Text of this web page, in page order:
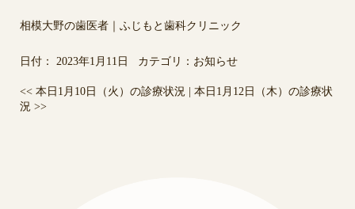
相模大野の歯医者｜ふじもと歯科クリニック
日付： 2023年1月11日 カテゴリ： お知らせ
<< 本日1月10日（火）の診療状況
本日1月12日（木）の診療状
況 >>